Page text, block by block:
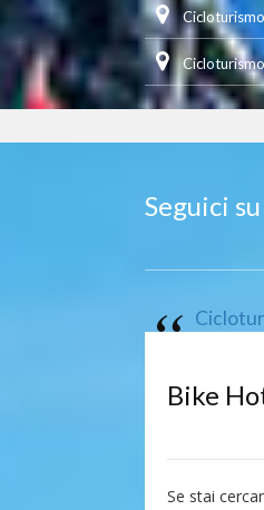
Seguici
Bike
Se stai